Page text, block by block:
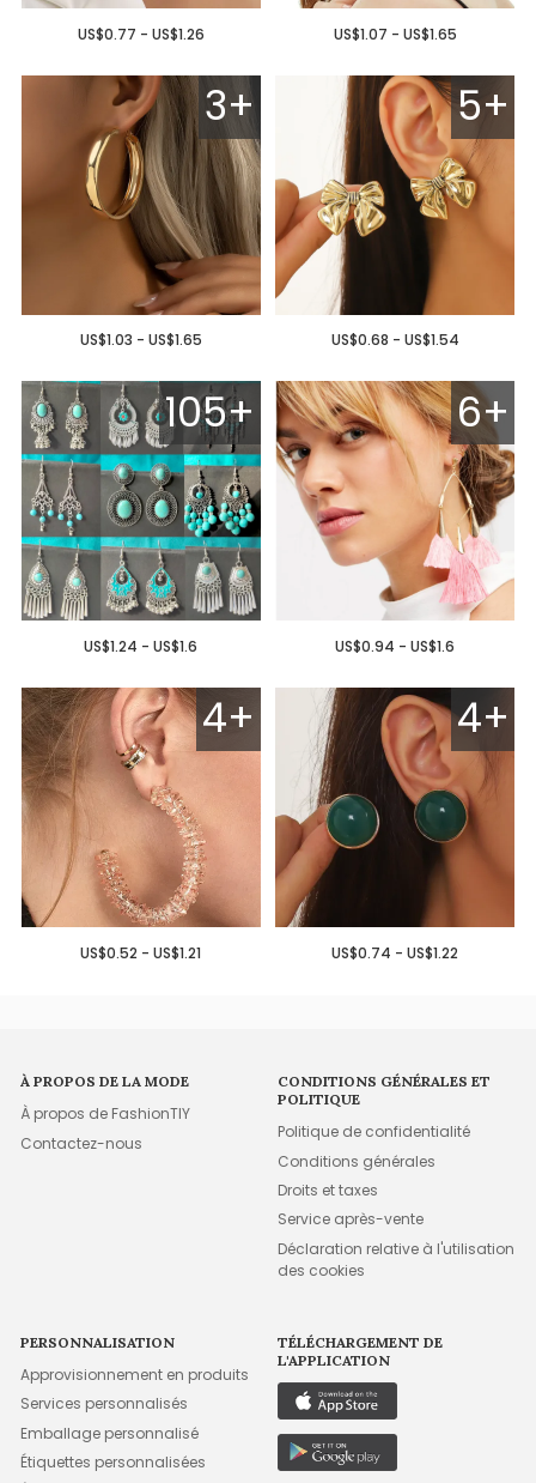
US$0.77 - US$1.26 US$1.07 - US$1.65
3+
US$1.03 - US$1.65
5+
US$0.68 - US$1.54
105+
US$1.24 - US$1.6
6+
US$0.94 - US$1.6
4+
US$0.52 - US$1.21
4+
US$0.74 - US$1.22
À PROPOS DE LA MODE
À propos de FashionTIY
Contactez-nous
CONDITIONS GÉNÉRALES ET
POLITIQUE
Politique de confidentialité
Conditions générales
Droits et taxes
Service après-vente
Déclaration relative à l'utilisation
des cookies
PERSONNALISATION
Approvisionnement en produits
Services personnalisés
Emballage personnalisé
Étiquettes personnalisées
TÉLÉCHARGEMENT DE
L'APPLICATION